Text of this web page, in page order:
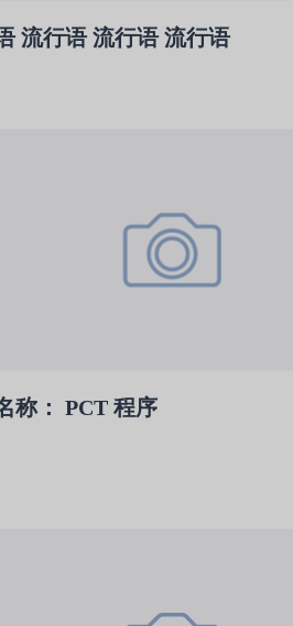
流行语 流行语 流行语
称： PCT 程序